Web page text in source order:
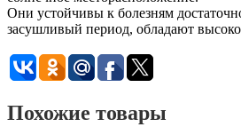
Они устойчивы к болезням
засушливый период, обладают
Похожие товары